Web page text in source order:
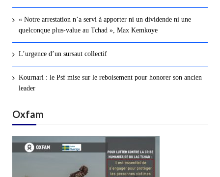
« Notre arrestation n’a servi à apporter ni un dividende ni une
quelconque plus-value au Tchad », Max Kemkoye
L’urgence d’un sursaut collectif
Kournari : le Psf mise sur le reboisement pour honorer son ancien
leader
Oxfam